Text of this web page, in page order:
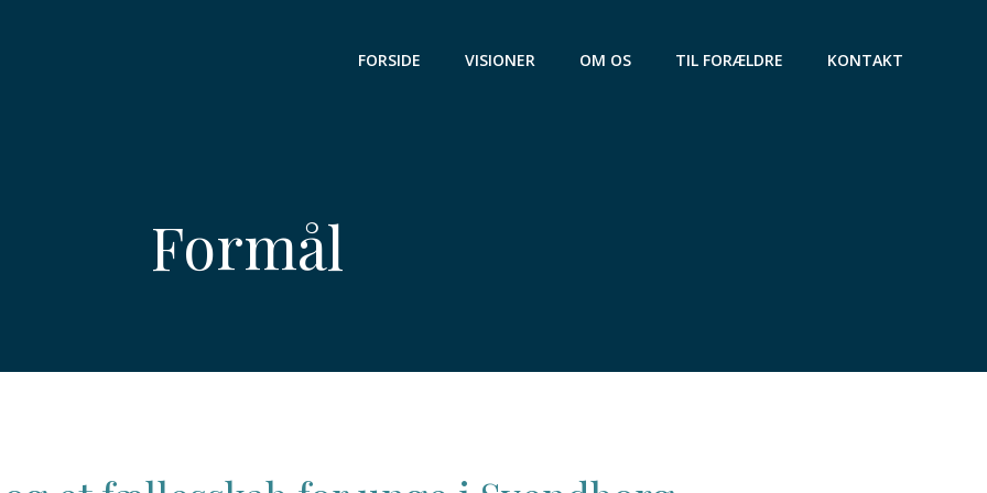
FORSIDE VISIONER OM OS TIL FORÆLDRE KONTAKT
Formål